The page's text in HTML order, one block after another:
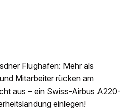
Flughafen: Mehr als
Mitarbeiter rücken am
aus – ein Swiss-Airbus A220-
einlegen!